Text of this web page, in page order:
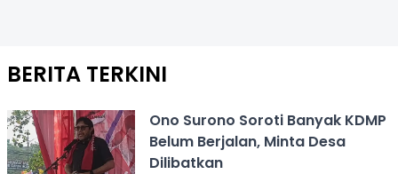
BERITA TERKINI
Ono Surono Soroti Banyak KDMP
Belum Berjalan, Minta Desa
Dilibatkan